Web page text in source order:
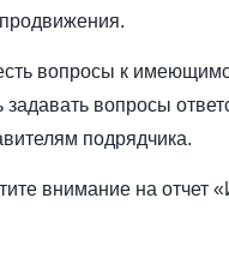
вопросы к
задавать вопросы
подрядчика.
внимание на отчет